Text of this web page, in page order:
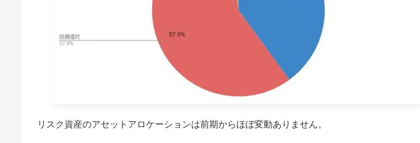
リスク資産のアセットアロケーションは前期からほぼ変動ありません。